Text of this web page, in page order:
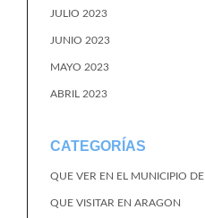
JULIO 2023
JUNIO 2023
MAYO 2023
ABRIL 2023
CATEGORÍAS
QUE VER EN EL MUNICIPIO DE
QUE VISITAR EN ARAGON